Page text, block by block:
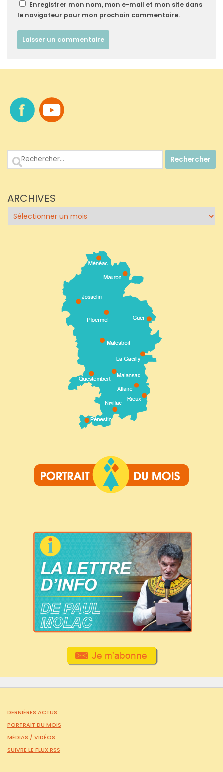
Enregistrer mon nom, mon e-mail et mon site dans
le navigateur pour mon prochain commentaire.
Rechercher :
ARCHIVES
Archives
DERNIÈRES ACTUS
PORTRAIT DU MOIS
MÉDIAS / VIDÉOS
SUIVRE LE FLUX RSS